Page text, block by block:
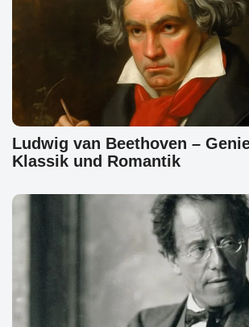
Ludwig van Beethoven –
Klassik und Romantik